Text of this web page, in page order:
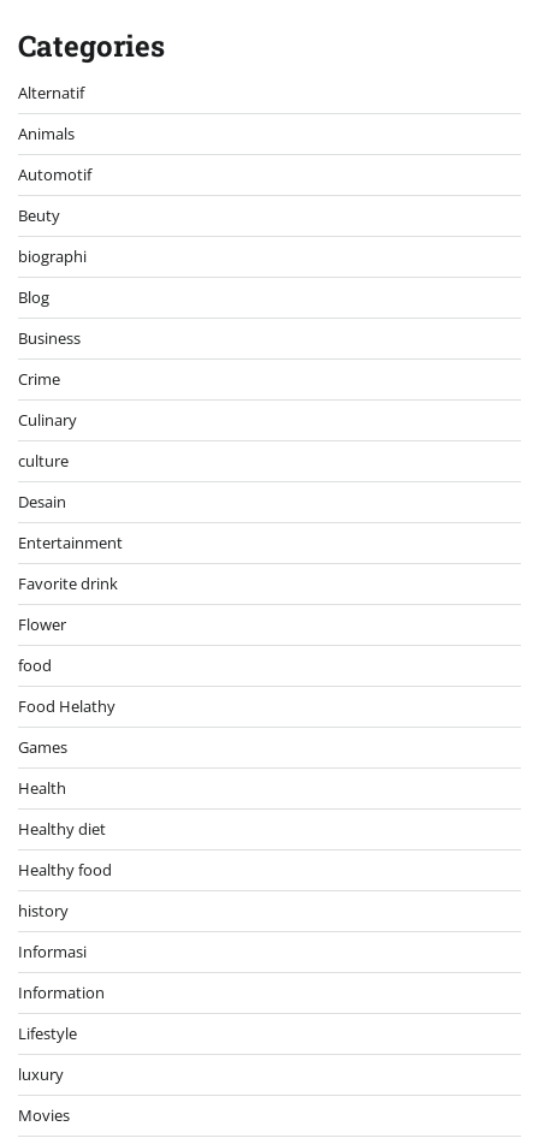
Categories
Alternatif
Animals
Automotif
Beuty
biographi
Blog
Business
Crime
Culinary
culture
Desain
Entertainment
Favorite drink
Flower
food
Food Helathy
Games
Health
Healthy diet
Healthy food
history
Informasi
Information
Lifestyle
luxury
Movies